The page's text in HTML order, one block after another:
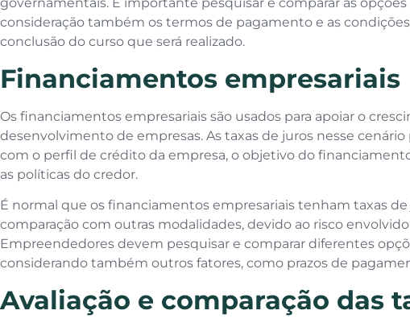
governamentais. É importante pesquisar e comparar as
consideração também os termos de pagamento e as
conclusão do curso que será realizado.
Financiamentos empresariais
Os financiamentos empresariais são usados para apoiar o
desenvolvimento de empresas. As taxas de juros nesse
com o perfil de crédito da empresa, o objetivo do
as políticas do credor.
É normal que os financiamentos empresariais tenham taxas
comparação com outras modalidades, devido ao risco
Empreendedores devem pesquisar e comparar diferentes
considerando também outros fatores, como prazos de
Avaliação e comparação das